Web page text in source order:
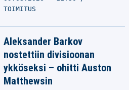
TOIMITUS
Aleksander Barkov
nostettiin divisioonan
ykköseksi – ohitti Auston
Matthewsin